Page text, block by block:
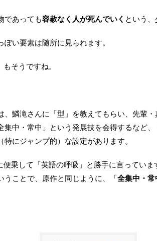
であっても容赦なく人が死んでいく という、
い要素は随所に見られます。
もそうですね。
、鱗滝さんに「型」を教えてもらい、先輩
集中・常中」という発展技を会得するなど
特にジャンプ的）な設定があります。
乗して「英語の呼吸」と勝手に言っていま
うことで、原作と同じように、「全集中・常